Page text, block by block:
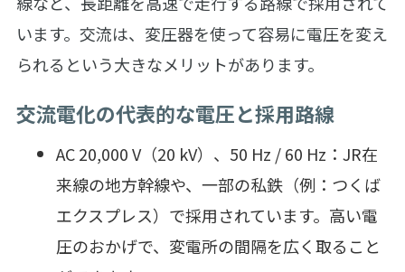
います。交流は、変圧器を使って容易に電圧を変え
られるという大きなメリットがあります。
交流電化の代表的な電圧と採用路線
AC 20,000 V（20 kV）、50 Hz / 60 Hz：JR在
来線の地方幹線や、一部の私鉄（例：つくば
エクスプレス）で採用されています。高い電
圧のおかげで、変電所の間隔を広く取ること